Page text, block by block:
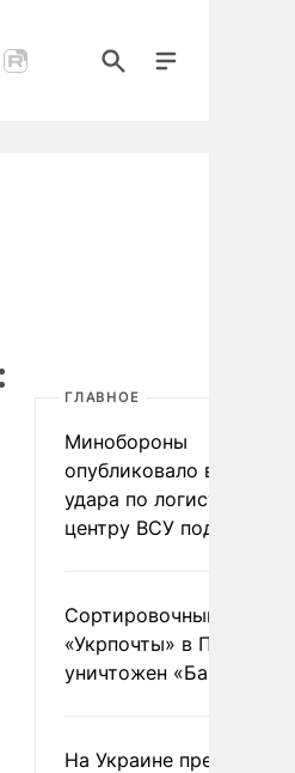
ГЛАВНОЕ
Минобороны
опубликовало видео
удара по
центру ВСУ под Киевом
Сортировочный пункт
«Укрпочты» в
уничтожен
На Украине